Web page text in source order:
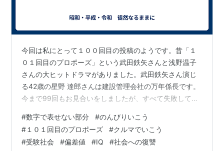
今回は私にとって１００回目の投稿のようです。昔「１
０１回目のプロポーズ」という武田鉄矢さんと浅野温子
さんの大ヒットドラマがありました。武田鉄矢さん演じ
る42歳の星野 達郎さんは建設管理会社の万年係長です。
今まで99回もお見合いをしましたが、すべて失敗してき
じる矢吹 薫さんに対しては成功したかに見えましたが、
思わぬ強敵の出現で失敗。しかし紆余曲折はありながら
最終回で１０１回目のプロポーズを同じ矢吹 薫さんに対
#数字で表せない部分 #のんびりいこう
# １０１回目のプロポーズ #クルマでいこう
#受験社会 #偏差値 #IQ #社会への復讐